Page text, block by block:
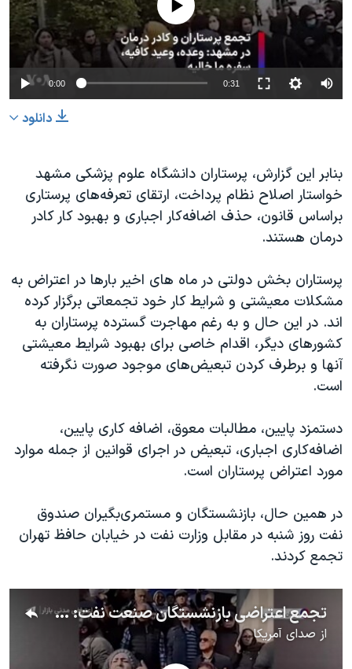
720p
1080p
0:00 0:31
480p
720p
1080p
دانلود
بنابر این گزارش، پرستاران دانشگاه علوم پزشکی مشهد
خواستار اصلاح نظام پرداخت، ارتقای تعرفه‌های پرستاری
براساس قانون، حذف اضافه‌کار اجباری و بهبود کار کادر
درمان هستند.
پرستاران بخش دولتی در ماه های اخیر بارها در اعتراض به
مشکلات معیشتی و شرایط کار خود تجمعاتی برگزار کرده
اند. در این حال و به رغم مهاجرت گسترده پرستاران به
کشورهای دیگر، اقدام خاصی برای بهبود شرایط معیشتی
آنها و برطرف کردن تبعیض‌های موجود صورت نگرفته
است.
دستمزد پایین، مطالبات معوق، اضافه کاری پایین،
اضافه‌کاری اجباری، تبعیض در اجرای قوانین از جمله موارد
مورد اعتراض پرستاران است.
در همین حال، بازنشستگان و مستمری‌بگیران صندوق
نفت روز شنبه در مقابل وزارت نفت در خیابان حافظ تهران
تجمع کردند.
تجمع اعتراضی بازنشستگان صنعت نفت: فریاد، فریاد، از این همه بیداد
از صدای آمریکا